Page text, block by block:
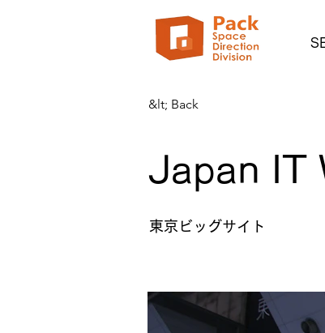
&lt; Back
Japan IT
東京ビッグサイト